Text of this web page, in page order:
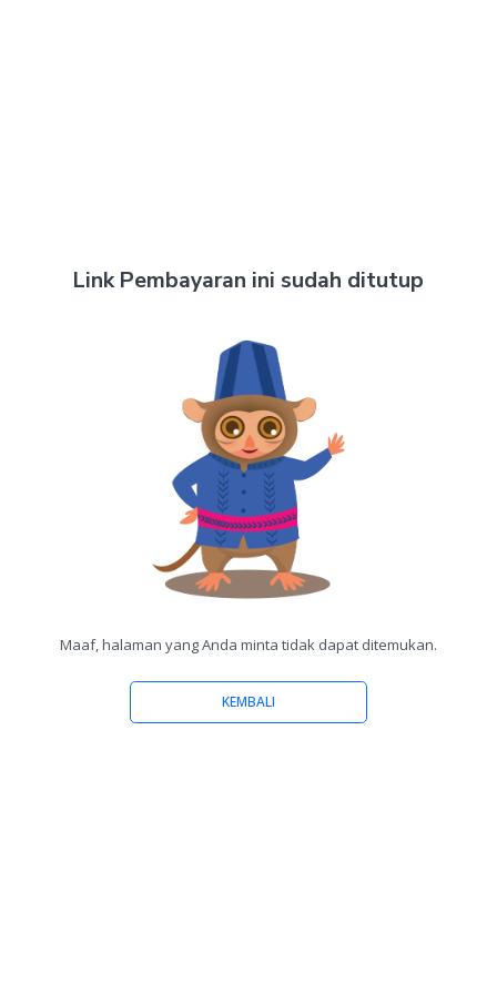
Link Pembayaran ini sudah ditutup
Maaf, halaman yang Anda minta tidak dapat ditemukan.
KEMBALI